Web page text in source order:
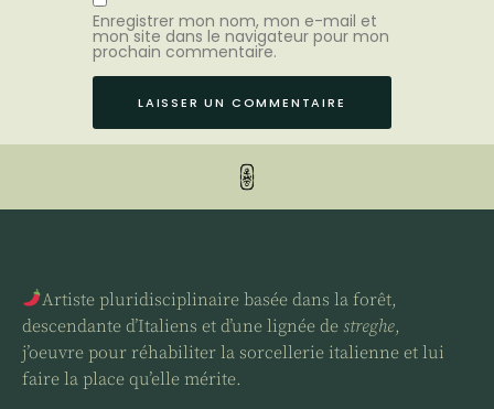
Enregistrer mon nom, mon e-mail et
mon site dans le navigateur pour mon
prochain commentaire.
Artiste pluridisciplinaire basée dans la forêt,
descendante d’Italiens et d’une lignée de streghe,
j’oeuvre pour réhabiliter la sorcellerie italienne et lui
faire la place qu’elle mérite.